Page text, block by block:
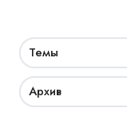
Темы
Архив